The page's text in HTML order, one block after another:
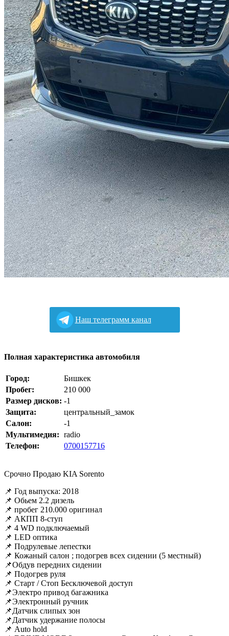
Наш телеграмм канал
Полная характеристика автомобиля
Город:
Бишкек
Пробег:
210 000
Размер дисков: -1
Защита:
центральный_замок
Салон:
-1
Мультимедия: radio
Телефон:
0700157716
Срочно Продаю KIA Sorento
📌 Год выпуска: 2018
📌 Обьем 2.2 дизель
📌 пробег 210.000 оригинал
📌 АКПП 8-ступ
📌 4 WD подключаемый
📌 LED оптика
📌 Подрулевые лепестки
📌 Кожаный салон ; подогрев всех сидении (5 местный)
📌Обдув передних сидении
📌 Подогрев руля
📌 Старт / Стоп Бесключевой доступ
📌Электро привод багажника
📌Электронный ручник
📌Датчик слипых зон
📌Датчик удержание полосы
📌 Auto hold